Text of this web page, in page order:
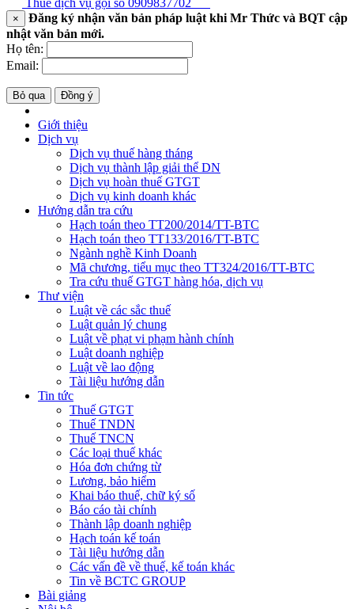
×
Đăng ký nhận văn bản pháp luật khi Mr Thức và BQT cập
nhật văn bản mới.
Họ tên:
Email:
Bỏ qua Đồng ý
Giới thiệu
Dịch vụ
Dịch vụ thuế hàng tháng
Dịch vụ thành lập giải thể DN
Dịch vụ hoàn thuế GTGT
Dịch vụ kinh doanh khác
Hướng dẫn tra cứu
Hạch toán theo TT200/2014/TT-BTC
Hạch toán theo TT133/2016/TT-BTC
Ngành nghề Kinh Doanh
Mã chương, tiểu mục theo TT324/2016/TT-BTC
Tra cứu thuế GTGT hàng hóa, dịch vụ
Thư viện
Luật về các sắc thuế
Luật quản lý chung
Luật về phạt vi phạm hành chính
Luật doanh nghiệp
Luật về lao động
Tài liệu hướng dẫn
Tin tức
Thuế GTGT
Thuế TNDN
Thuế TNCN
Các loại thuế khác
Hóa đơn chứng từ
Lương, bảo hiểm
Khai báo thuế, chữ ký số
Báo cáo tài chính
Thành lập doanh nghiệp
Hạch toán kế toán
Tài liệu hướng dẫn
Các vấn đề về thuế, kế toán khác
Tin về BCTC GROUP
Bài giảng